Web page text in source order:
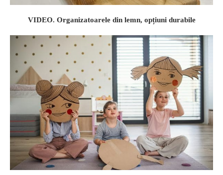
VIDEO. Organizatoarele din lemn, opțiuni durabile